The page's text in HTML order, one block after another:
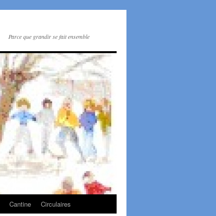
Parce que grandir se fait ensemble
Cantine Circulaires